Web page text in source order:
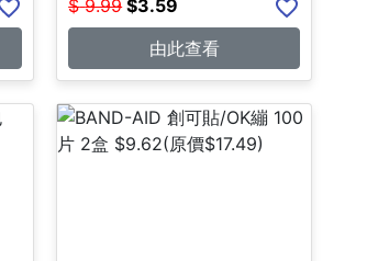
$ 9.99 $3.59
由此查看